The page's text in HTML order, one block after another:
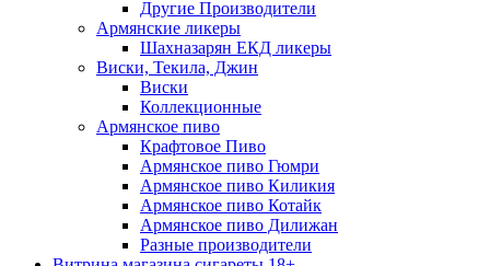
Другие Производители
Армянские ликеры
Шахназарян ЕКД ликеры
Виски, Текила, Джин
Виски
Коллекционные
Армянское пиво
Крафтовое Пиво
Армянское пиво Гюмри
Армянское пиво Киликия
Армянское пиво Котайк
Армянское пиво Дилижан
Разные производители